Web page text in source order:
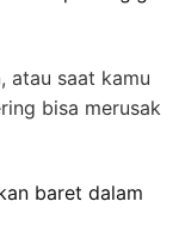
atau saat kamu
bisa merusak
baret dalam